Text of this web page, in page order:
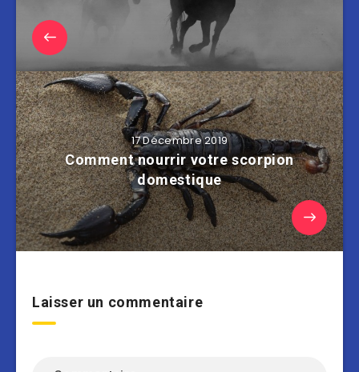
17 Décembre 2019
Comment nourrir votre scorpion
domestique
Laisser un commentaire